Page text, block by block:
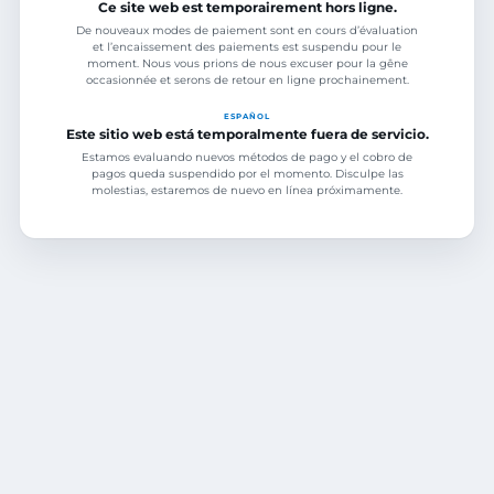
Ce site web est temporairement hors ligne.
De nouveaux modes de paiement sont en cours d’évaluation
et l’encaissement des paiements est suspendu pour le
moment. Nous vous prions de nous excuser pour la gêne
occasionnée et serons de retour en ligne prochainement.
ESPAÑOL
Este sitio web está temporalmente fuera de servicio.
Estamos evaluando nuevos métodos de pago y el cobro de
pagos queda suspendido por el momento. Disculpe las
molestias, estaremos de nuevo en línea próximamente.